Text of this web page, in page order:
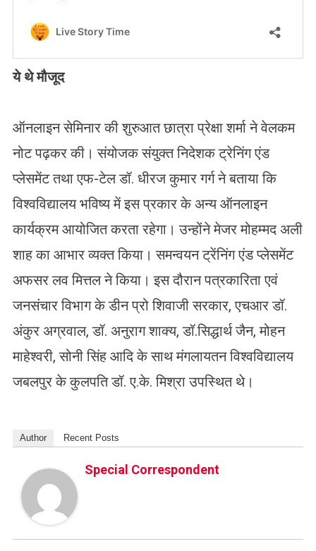
ये थे मौजूद
ऑनलाइन सेमिनार की शुरुआत छात्रा प्रेक्षा शर्मा ने वेलकम
नोट पढ़कर की। संयोजक संयुक्त निदेशक ट्रेनिंग एंड
प्लेसमेंट तथा एफ-टेल डॉ. धीरज कुमार गर्ग ने बताया कि
विश्वविद्यालय भविष्य में इस प्रकार के अन्य ऑनलाइन
कार्यक्रम आयोजित करता रहेगा। उन्होंने मेजर मोहम्मद अली
शाह का आभार व्यक्त किया। समन्वयन ट्रेंनिंग एंड प्लेसमेंट
अफसर लव मित्तल ने किया। इस दौरान पत्रकारिता एवं
जनसंचार विभाग के डीन प्रो शिवाजी सरकार, एचआर डॉ.
अंकुर अग्रवाल, डॉ. अनुराग शाक्य, डॉ.सिद्धार्थ जैन, मोहन
माहेश्वरी, सोनी सिंह आदि के साथ मंगलायतन विश्वविद्यालय
जबलपुर के कुलपति डॉ. ए.के. मिश्रा उपस्थित थे।
Author Recent Posts
Special Correspondent